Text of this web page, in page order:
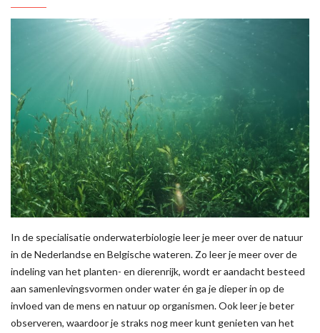
In de specialisatie onderwaterbiologie leer je meer over de natuur
in de Nederlandse en Belgische wateren. Zo leer je meer over de
indeling van het planten- en dierenrijk, wordt er aandacht besteed
aan samenlevingsvormen onder water én ga je dieper in op de
invloed van de mens en natuur op organismen. Ook leer je beter
observeren, waardoor je straks nog meer kunt genieten van het